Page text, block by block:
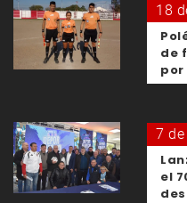
18
de
por
7
el